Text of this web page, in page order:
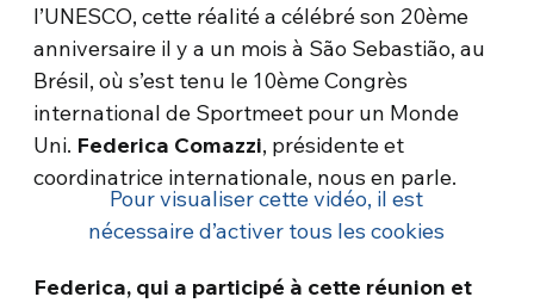
l’UNESCO, cette réalité a célébré son 20ème
anniversaire il y a un mois à São Sebastião, au
Brésil, où s’est tenu le 10ème Congrès
international de Sportmeet pour un Monde
Uni. Federica Comazzi, présidente et
coordinatrice internationale, nous en parle.
Pour visualiser cette vidéo, il est
nécessaire d’activer tous les cookies
Federica, qui a participé à cette réunion et